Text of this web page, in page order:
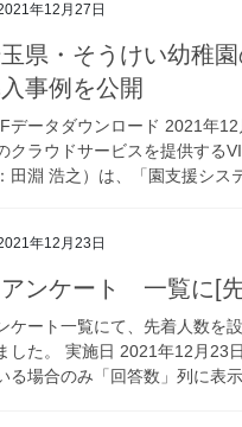
年12月27日
県・そうけい幼稚
事例を公開
データダウンロード 2021年
クラウドサービスを提供する
田淵 浩之）は、「園支援シス
年12月23日
アンケート 一覧に[
ケート一覧にて、先着人数を
した。 実施日 2021年12月23
る場合のみ「回答数」列に表